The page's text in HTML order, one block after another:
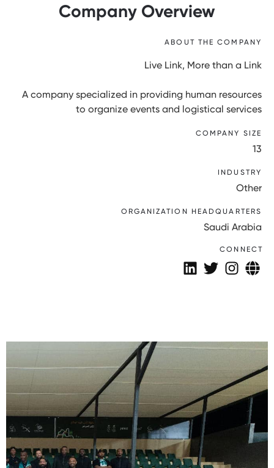
Company Overview
ABOUT THE COMPANY
Live Link, More than a Link
A company specialized in providing human resources
to organize events and logistical services
COMPANY SIZE
13
INDUSTRY
Other
ORGANIZATION HEADQUARTERS
Saudi Arabia
CONNECT